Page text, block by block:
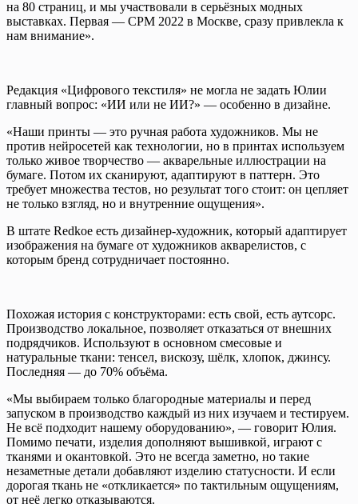
на 80 страниц, и мы участвовали в серьёзных модных
выставках. Первая — CPM 2022 в Москве, сразу привлекла к
нам внимание».
Редакция «Цифрового текстиля» не могла не задать Юлии
главный вопрос: «ИИ или не ИИ?» — особенно в дизайне.
«Наши принты — это ручная работа художников. Мы не
против нейросетей как технологии, но в принтах используем
только живое творчество — акварельные иллюстрации на
бумаге. Потом их сканируют, адаптируют в паттерн. Это
требует множества тестов, но результат того стоит: он цепляет
не только взгляд, но и внутренние ощущения».
В штате Redkoe есть дизайнер-художник, который адаптирует
изображения на бумаге от художников акварелистов, с
которым бренд сотрудничает постоянно.
Похожая история с конструкторами: есть свой, есть аутсорс.
Производство локальное, позволяет отказаться от внешних
подрядчиков. Используют в основном смесовые и
натуральные ткани: тенсел, вискозу, шёлк, хлопок, джинсу.
Последняя — до 70% объёма.
«Мы выбираем только благородные материалы и перед
запуском в производство каждый из них изучаем и тестируем.
Не всё подходит нашему оборудованию», — говорит Юлия.
Помимо печати, изделия дополняют вышивкой, играют с
тканями и окантовкой. Это не всегда заметно, но такие
незаметные детали добавляют изделию статусности. И если
дорогая ткань не «откликается» по тактильным ощущениям,
от неё легко отказываются.